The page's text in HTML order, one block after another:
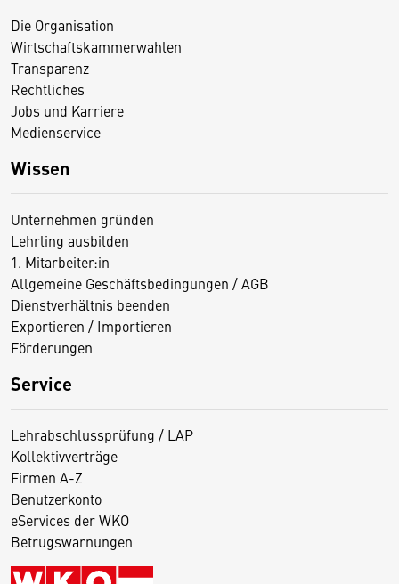
Die Organisation
Wirtschaftskammerwahlen
Transparenz
Rechtliches
Jobs und Karriere
Medienservice
Wissen
Unternehmen gründen
Lehrling ausbilden
1. Mitarbeiter:in
Allgemeine Geschäftsbedingungen / AGB
Dienstverhältnis beenden
Exportieren / Importieren
Förderungen
Service
Lehrabschlussprüfung / LAP
Kollektivverträge
Firmen A-Z
Benutzerkonto
eServices der WKO
Betrugswarnungen